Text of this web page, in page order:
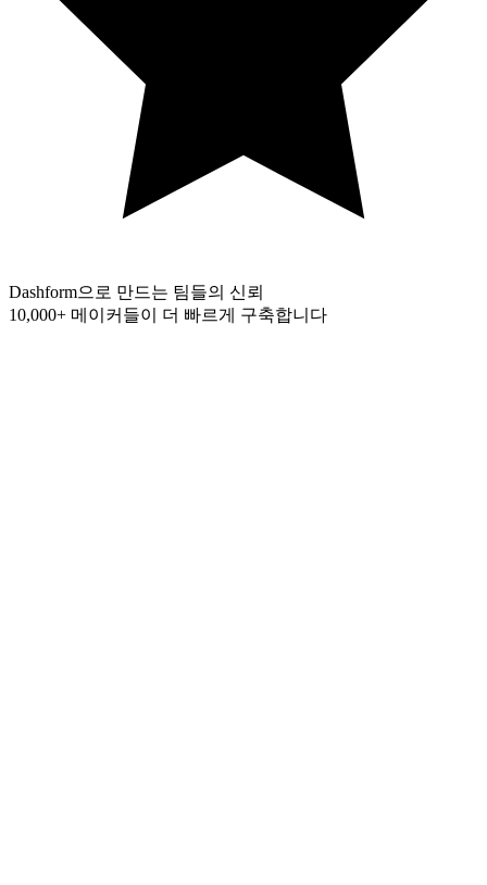
Dashform으로 만드는 팀들의 신뢰
10,000+ 메이커들이 더 빠르게 구축합니다